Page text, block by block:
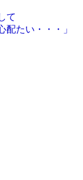
て
たい・・・」